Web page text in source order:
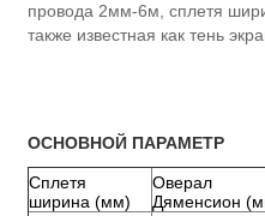
провода 2мм-6м, сплетя
также известная как тень
ОСНОВНОЙ ПАРАМЕТР
Сплетя
ширина (мм)
Оверал
Дяменсион